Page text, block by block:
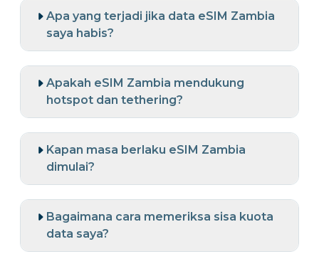
Apa yang terjadi jika data eSIM Zambia
saya habis?
Apakah eSIM Zambia mendukung
hotspot dan tethering?
Kapan masa berlaku eSIM Zambia
dimulai?
Bagaimana cara memeriksa sisa kuota
data saya?